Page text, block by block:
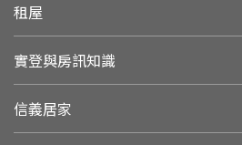
租屋
實登與房訊知識
信義居家